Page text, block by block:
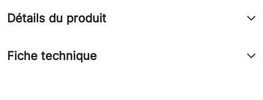
Détails du produit
Fiche technique